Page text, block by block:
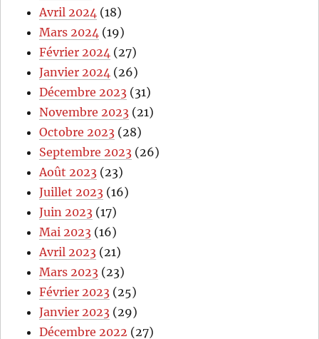
Avril 2024 (18)
Mars 2024 (19)
Février 2024 (27)
Janvier 2024 (26)
Décembre 2023 (31)
Novembre 2023 (21)
Octobre 2023 (28)
Septembre 2023 (26)
Août 2023 (23)
Juillet 2023 (16)
Juin 2023 (17)
Mai 2023 (16)
Avril 2023 (21)
Mars 2023 (23)
Février 2023 (25)
Janvier 2023 (29)
Décembre 2022 (27)